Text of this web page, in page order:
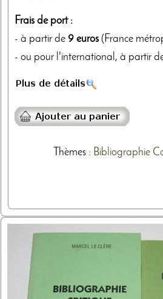
Frais de port :
- à partir de 9 euros (France
- ou pour l'international, à partir de
Thèmes: Bibliographie